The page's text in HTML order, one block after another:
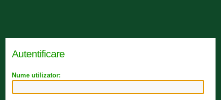
Autentificare
Nume utilizator: